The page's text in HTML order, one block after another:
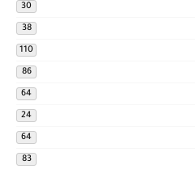
30
38
110
86
64
24
64
83